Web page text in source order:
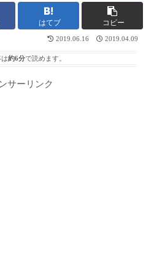
はてブ コピー
2019.06.16 2019.04.09
約6分で読めます。
サーリンク